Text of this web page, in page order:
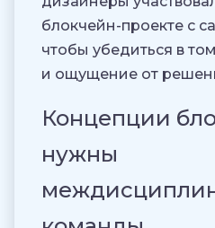
блокчейн-проекте с
чтобы убедиться в
и ощущение от
Концепции
нужны